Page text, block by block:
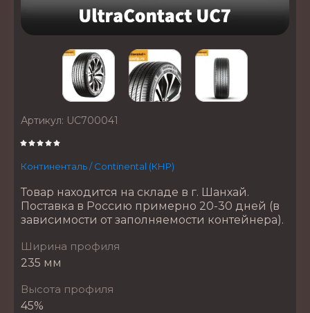
Артикул: UC700041
Континенталь / Continental (КНР)
Товар находится на складе в г. Шанхай.
Поставка в Россию примерно 20-30 дней (в
зависимости от заполняемости контейнера).
Ширина профиля
235 мм
Высота профиля
45%